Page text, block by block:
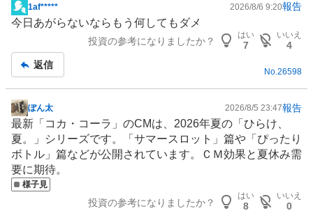
掲
示
事
1af***** 2026/8/6 9:20報告
今日あがらないならもう何してもダメ
投資の参考になりましたか？
はい
7
いいえ
4
返信
No.26598
掲
示
板
記
事
ぽん太 2026/8/5 23:47報告
最新「コカ・コーラ」のCMは、2026年夏の「ひらけ、
夏。」シリーズです。「サマースロット」篇や「ぴったり
ボトル」篇などが公開されています。ＣＭ効果と夏休み需
要に期待。
様子見
投資の参考になりましたか？
はい
8
いいえ
0